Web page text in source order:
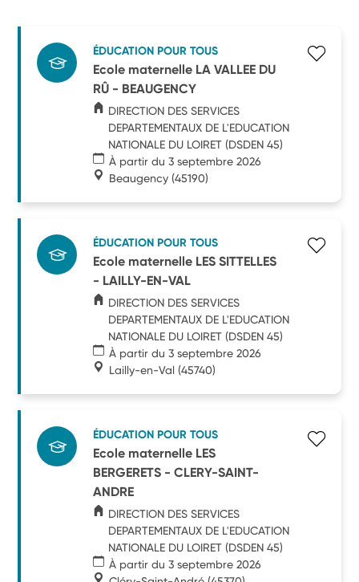
ÉDUCATION POUR TOUS
Ecole maternelle LA VALLEE DU
RÛ - BEAUGENCY
DIRECTION DES SERVICES
DEPARTEMENTAUX DE L'EDUCATION
NATIONALE DU LOIRET (DSDEN 45)
À partir du 3 septembre 2026
Beaugency (45190)
ÉDUCATION POUR TOUS
Ecole maternelle LES SITTELLES
- LAILLY-EN-VAL
DIRECTION DES SERVICES
DEPARTEMENTAUX DE L'EDUCATION
NATIONALE DU LOIRET (DSDEN 45)
À partir du 3 septembre 2026
Lailly-en-Val (45740)
ÉDUCATION POUR TOUS
Ecole maternelle LES
BERGERETS - CLERY-SAINT-
ANDRE
DIRECTION DES SERVICES
DEPARTEMENTAUX DE L'EDUCATION
NATIONALE DU LOIRET (DSDEN 45)
À partir du 3 septembre 2026